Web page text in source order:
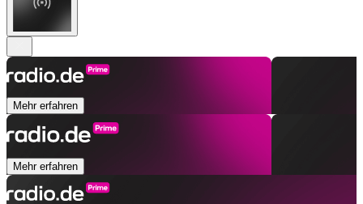
Mehr erfahren
Mehr erfahren